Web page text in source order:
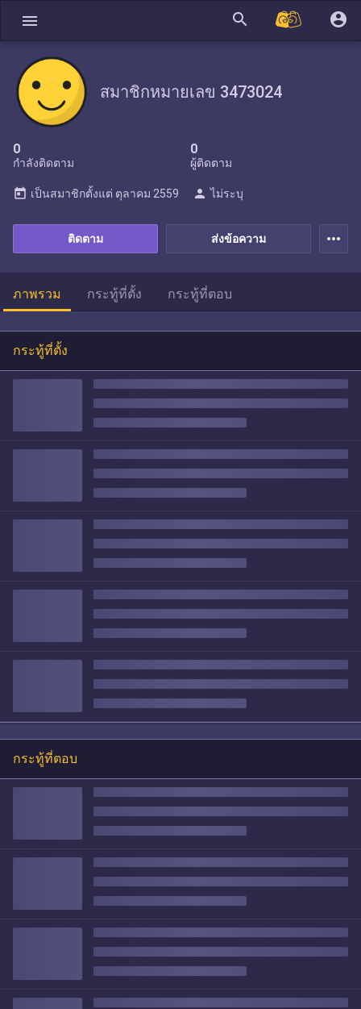
menu search account_circle
สมาชิกหมายเลข 3473024
0
กำลังติดตาม
0
ผู้ติดตาม
ส่งข้อความ
ติดตาม
today เป็นสมาชิกตั้งแต่ ตุลาคม 2559 person ไม่ระบุ
more_horiz
ภาพรวม กระทู้ที่ตั้ง กระทู้ที่ตอบ
กระทู้ที่ตั้ง
กระทู้ที่ตอบ